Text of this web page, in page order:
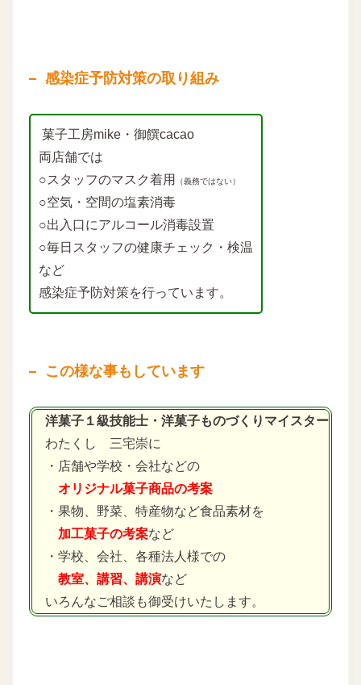
感染症予防対策の取り組み
菓子工房mike・御饌cacao
両店舗では
○スタッフのマスク着用
（義務ではない）
○空気・空間の塩素消毒
○出入口にアルコール消毒設置
○毎日スタッフの健康チェック・検温
など
感染症予防対策を行っています。
この様な事もしています
洋菓子１級技能士・洋菓子ものづくりマイスター
わたくし 三宅崇に
・店舗や学校・会社などの
オリジナル菓子商品の考案
・果物、野菜、特産物など食品素材を
加工菓子の考案など
・学校、会社、各種法人様での
教室、講習、講演など
いろんなご相談も御受けいたします。